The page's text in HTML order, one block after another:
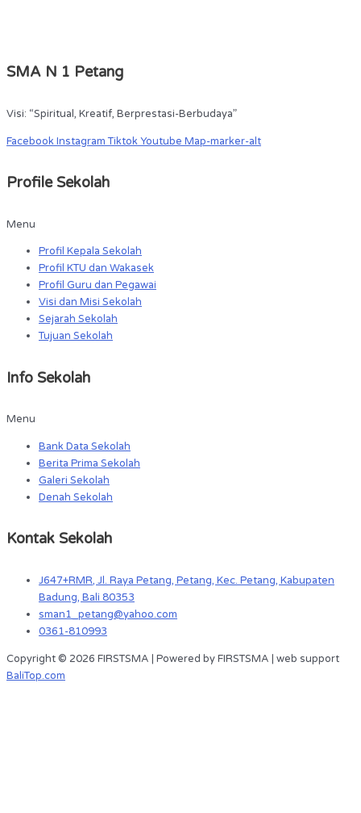
SMA N 1 Petang
Visi: “Spiritual, Kreatif, Berprestasi-Berbudaya”
FacebookInstagram TiktokYoutube Map-marker-alt
Profile Sekolah
Menu
Profil Kepala Sekolah
Profil KTU dan Wakasek
Profil Guru dan Pegawai
Visi dan Misi Sekolah
Sejarah Sekolah
Tujuan Sekolah
Info Sekolah
Menu
Bank Data Sekolah
Berita Prima Sekolah
Galeri Sekolah
Denah Sekolah
Kontak Sekolah
J647+RMR, Jl. Raya Petang, Petang, Kec. Petang, Kabupaten
Badung, Bali 80353
sman1_petang@yahoo.com
0361-810993
Copyright © 2026 FIRSTSMA | Powered by FIRSTSMA | web support
BaliTop.com